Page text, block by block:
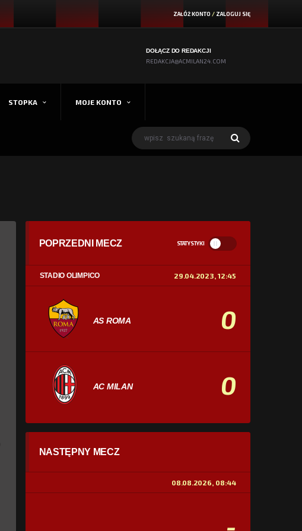
ZAŁÓŻ KONTO / ZALOGUJ SIĘ
DOŁĄCZ DO REDAKCJI
REDAKCJA@ACMILAN24.COM
STOPKA MOJE KONTO
POPRZEDNI MECZ STATYSTYKI
STADIO OLIMPICO 29.04.2023, 12:45
AS ROMA 0
AC MILAN 0
STATYSTYKI
0% 100%
NASTĘPNY MECZ
08.08.2026, 08:44